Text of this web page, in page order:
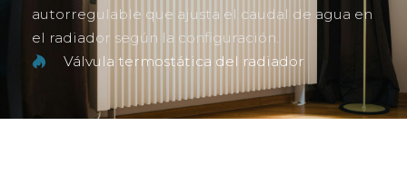
autorregulable que ajusta el caudal de agua en
el radiador según la configuración.
Válvula termostática del radiador